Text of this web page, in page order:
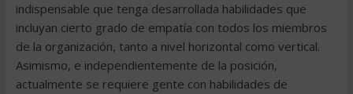
indispensable que tenga desarrollada habilidades que
incluyan cierto grado de empatía con todos los miembros
de la organización, tanto a nivel horizontal como vertical.
Asimismo, e independientemente de la posición,
actualmente se requiere gente con habilidades de